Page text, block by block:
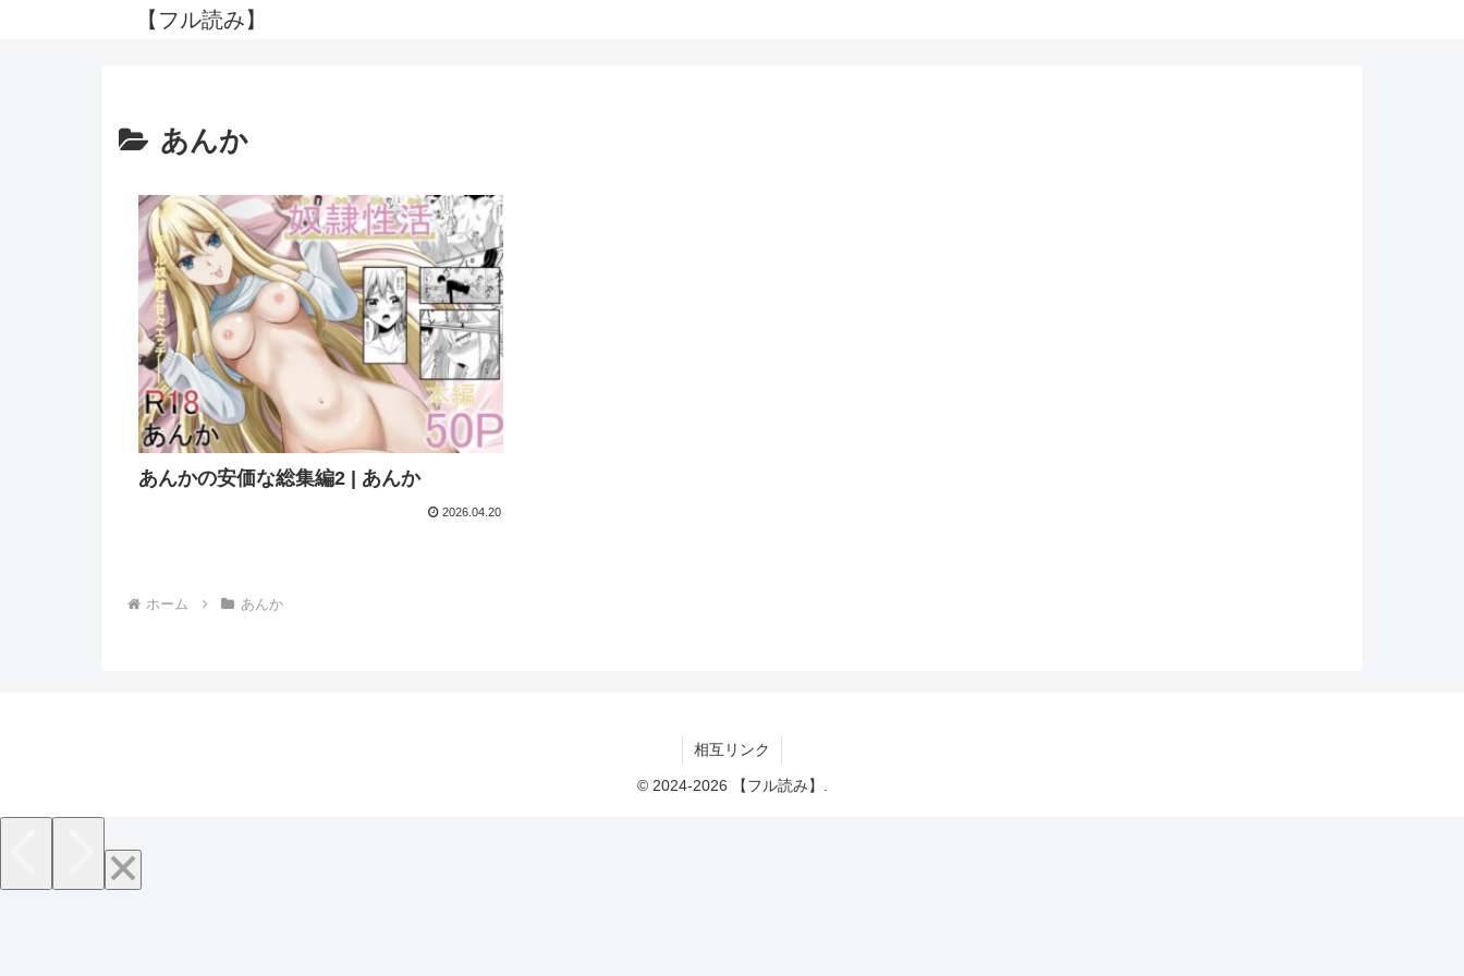
【フル読み】
あんか
あんかの安価な総集編2 | あんか
2026.04.20
ホーム あんか
相互リンク
© 2024-2026 【フル読み】.